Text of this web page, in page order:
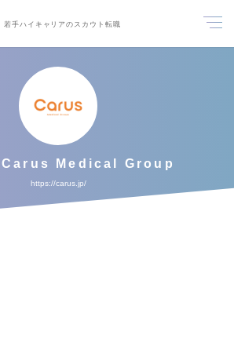
若手ハイキャリアのスカウト転職
Carus Medical Group
https://carus.jp/